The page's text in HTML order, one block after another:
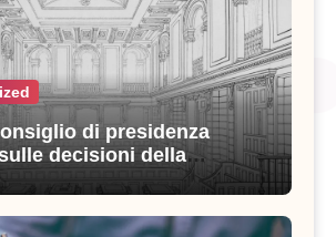
di presidenza
decisioni della